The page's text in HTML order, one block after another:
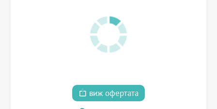
виж офертата